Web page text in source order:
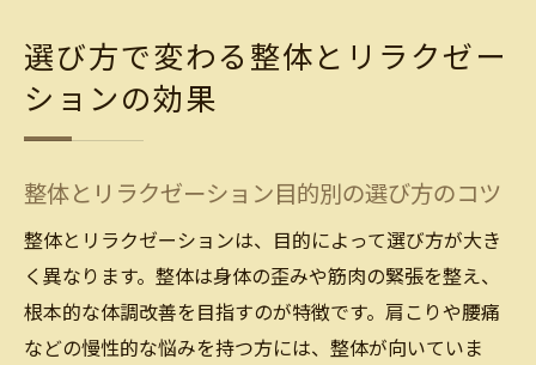
選び方で変わる整体とリラクゼー
ションの効果
整体とリラクゼーション目的別の選び方のコツ
整体とリラクゼーションは、目的によって選び方が大き
く異なります。整体は身体の歪みや筋肉の緊張を整え、
根本的な体調改善を目指すのが特徴です。肩こりや腰痛
などの慢性的な悩みを持つ方には、整体が向いていま